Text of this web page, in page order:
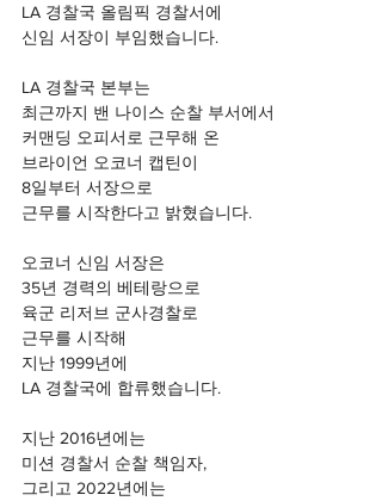
LA 경찰국 올림픽 경찰서에
신임 서장이 부임했습니다.
LA 경찰국 본부는
최근까지 밴 나이스 순찰 부서에서
커맨딩 오피서로 근무해 온
브라이언 오코너 캡틴이
8일부터 서장으로
근무를 시작한다고 밝혔습니다.
오코너 신임 서장은
35년 경력의 베테랑으로
육군 리저브 군사경찰로
근무를 시작해
지난 1999년에
LA 경찰국에 합류했습니다.
지난 2016년에는
미션 경찰서 순찰 책임자,
그리고 2022년에는